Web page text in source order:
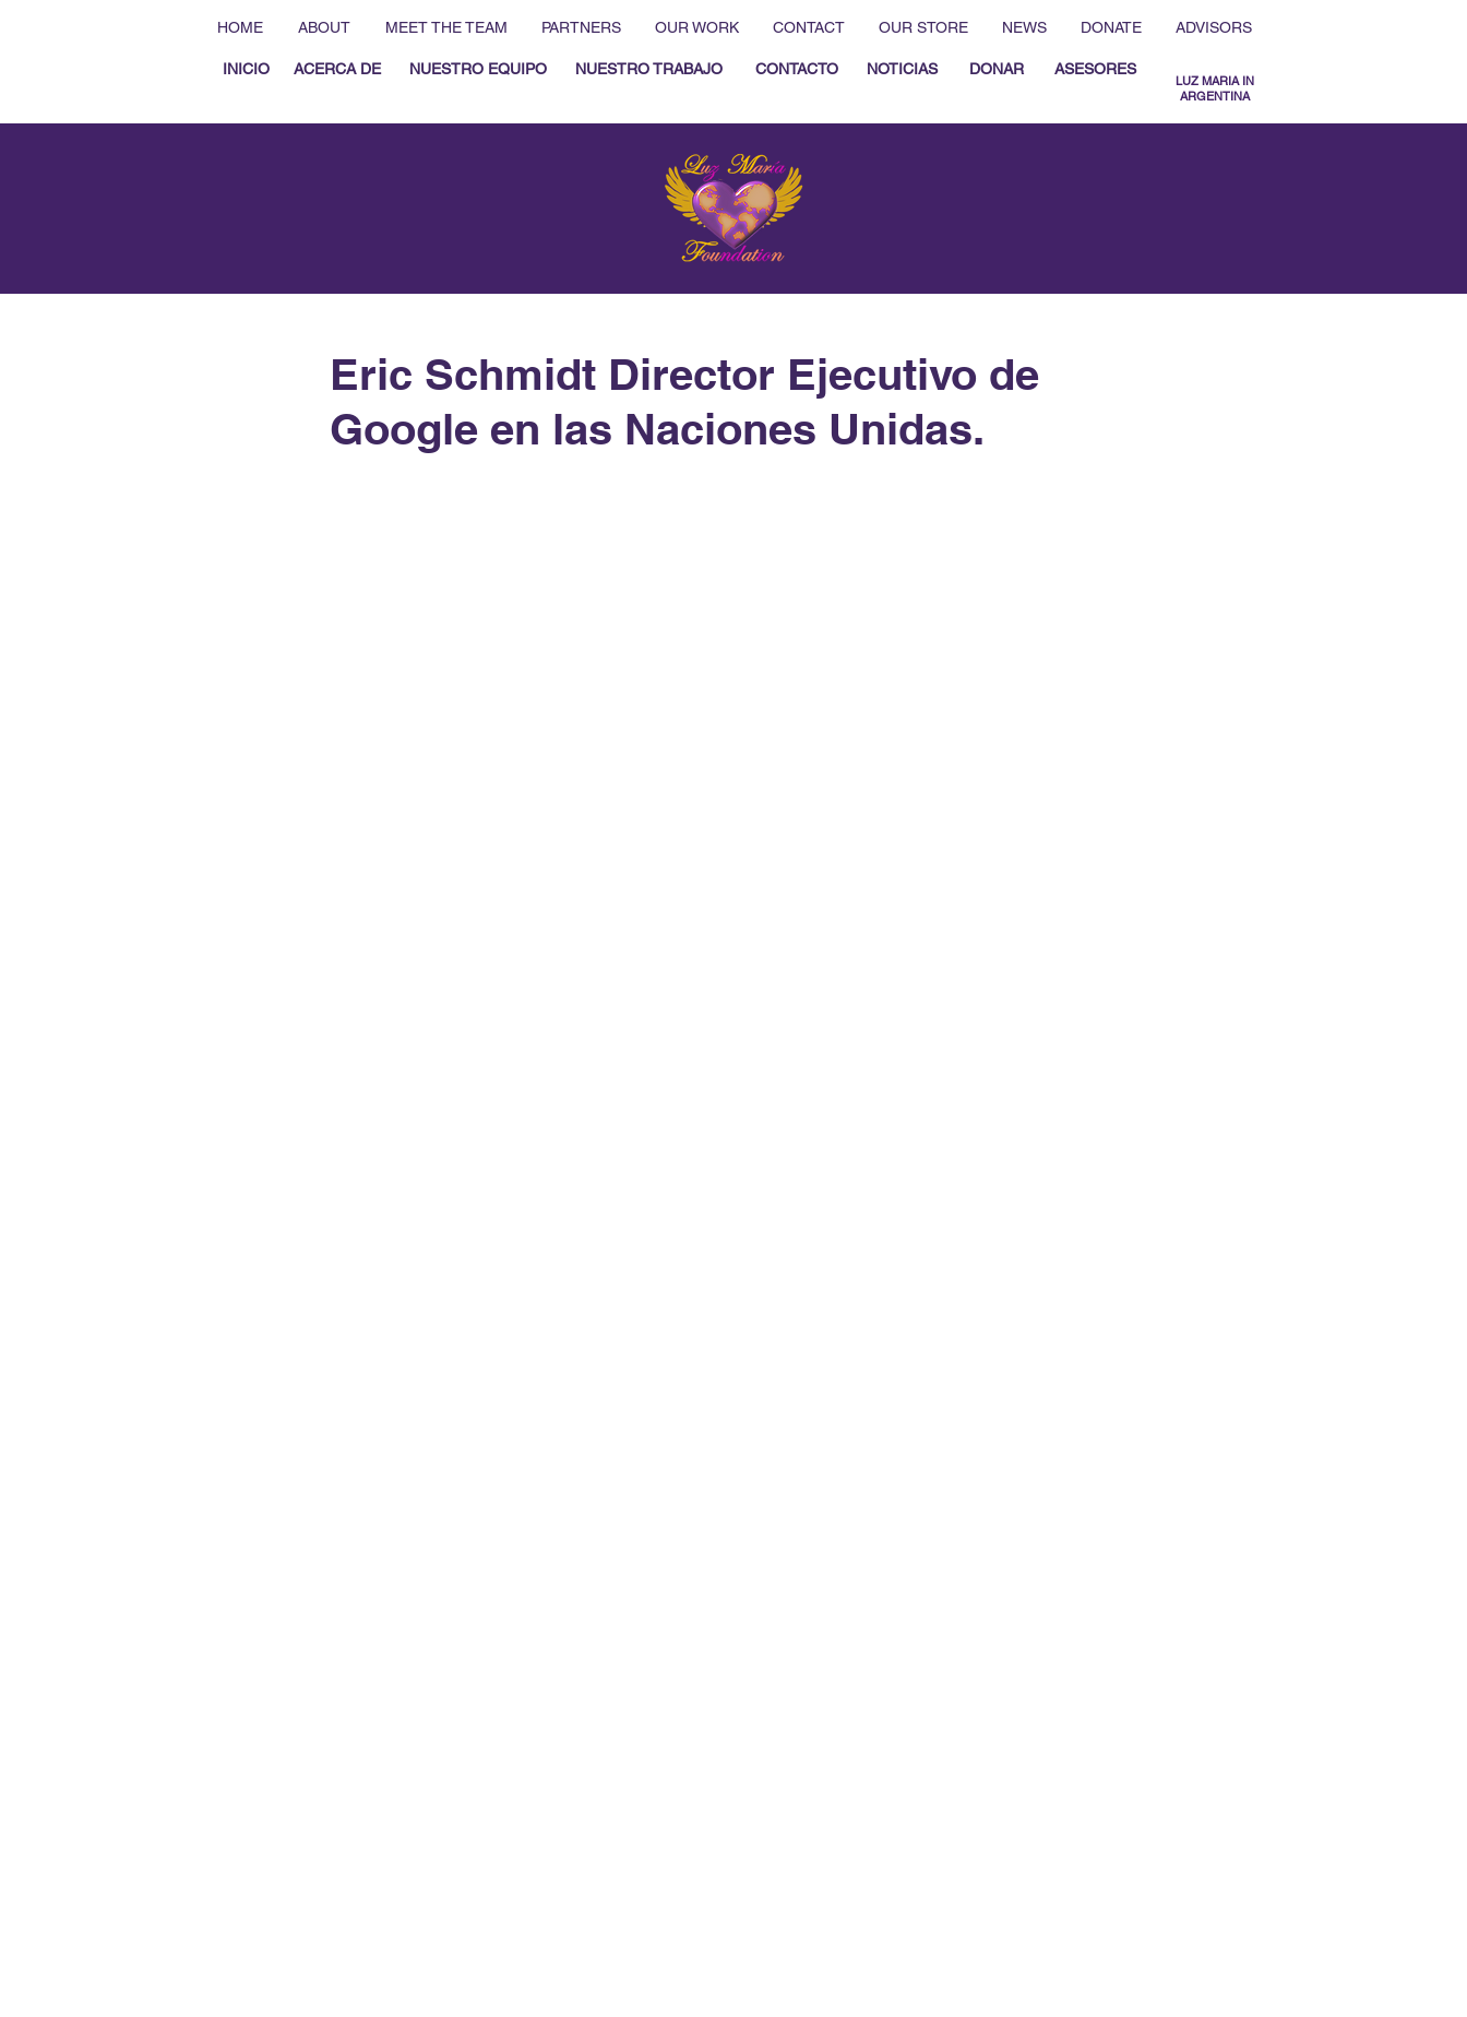
HOME ABOUT MEET THE TEAM PARTNERS OUR WORK CONTACT OUR STORE NEWS DONATE ADVISORS
INICIO ACERCA DE NUESTRO EQUIPO NUESTRO TRABAJO CONTACTO NOTICIAS DONAR ASESORES
LUZ MARIA IN
ARGENTINA
Eric Schmidt Director Ejecutivo de
Google en las Naciones Unidas.